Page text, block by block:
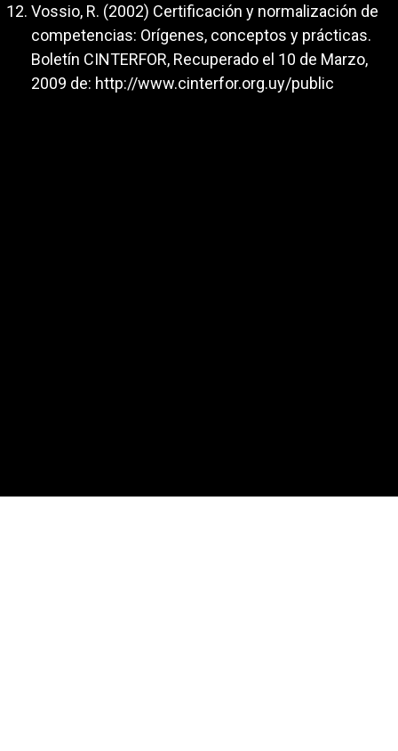
Vossio, R. (2002) Certificación y normalización de
competencias: Orígenes, conceptos y prácticas.
Boletín CINTERFOR, Recuperado el 10 de Marzo,
2009 de: http://www.cinterfor.org.uy/public